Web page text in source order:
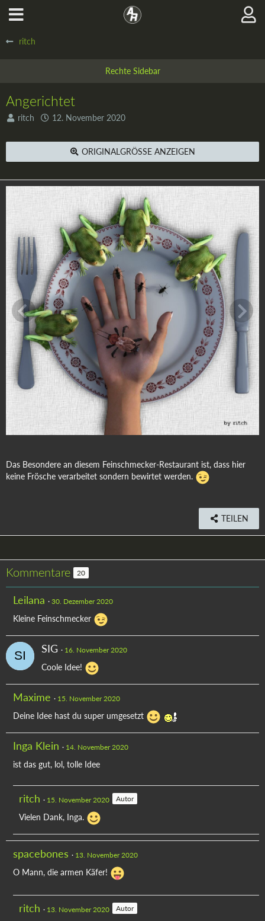
ritch
Angerichtet
ritch 12. November 2020
ORIGINALGRÖSSE ANZEIGEN
Das Besondere an diesem Feinschmecker-Restaurant ist, dass hier
keine Frösche verarbeitet sondern bewirtet werden.
TEILEN
Kommentare 20
Leilana 30. Dezember 2020
Kleine Feinschmecker
SIG 16. November 2020
Coole Idee!
Maxime 15. November 2020
Deine Idee hast du super umgesetzt
Inga Klein 14. November 2020
ist das gut, lol, tolle Idee
ritch 15. November 2020 Autor
Vielen Dank, Inga.
spacebones 13. November 2020
O Mann, die armen Käfer!
ritch 13. November 2020 Autor